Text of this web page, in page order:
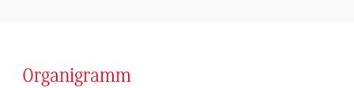
Organigramm